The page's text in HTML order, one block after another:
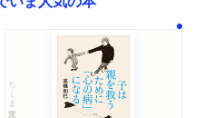
ちくま文庫